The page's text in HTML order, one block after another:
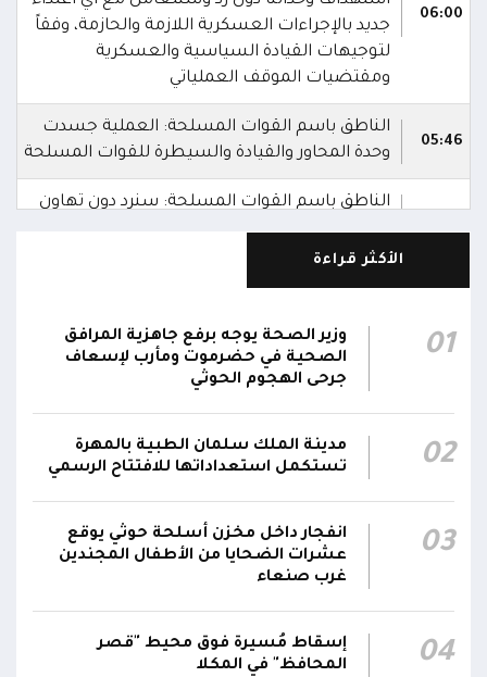
06:00
جديد بالإجراءات العسكرية اللازمة والحازمة، وفقاً
لتوجيهات القيادة السياسية والعسكرية
ومقتضيات الموقف العملياتي
05:46
الناطق باسم القوات المسلحة: العملية جسدت
وحدة المحاور والقيادة والسيطرة للقوات المسلحة
الناطق باسم القوات المسلحة: سنرد دون تهاون
حال استمرت اعتداءات الحوثيين الغادرة
05:34
المقاومة الوطنية تصد هجوماً حوثياً في جبهتي
الحيمة بالتحيتا وحيس جنوب الحديدة
دائمة لمتابعة التطورات الميدانية والأمنية واتخاذ ما
يلزم من إجراءات بصورة عاجلة ومستمرة بما
يضمن سرعة الاستجابة للتصعيد الحوثي والتعامل
مع تداعياته على مختلف المستويات
01:12
أقر #مجلس_الدفاع_الوطني جملة من القرارات
والتوجيهات الهادفة إلى رفع مستوى الجاهزية
العسكرية والأمنية والدفاع المدني وتعزيز التنسيق
بين مؤسسات الدولة وحماية المدنيين والمنشآت
الأكثر قراءة
01
وزير الصحة يوجه برفع جاهزية المرافق
الصحية في حضرموت ومأرب لإسعاف
جرحى الهجوم الحوثي
02
مدينة الملك سلمان الطبية بالمهرة
تستكمل استعداداتها للافتتاح الرسمي
03
انفجار داخل مخزن أسلحة حوثي يوقع
عشرات الضحايا من الأطفال المجندين
غرب صنعاء
04
إسقاط مُسيرة فوق محيط "قصر
المحافظ" في المكلا